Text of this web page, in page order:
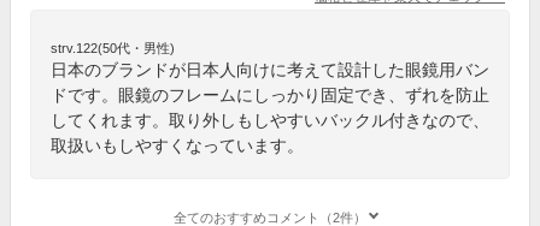
strv.122(50代・男性)
日本のブランドが日本人向けに考えて設計した眼鏡用バン
ドです。眼鏡のフレームにしっかり固定でき、ずれを防止
してくれます。取り外しもしやすいバックル付きなので、
取扱いもしやすくなっています。
全てのおすすめコメント（2件）